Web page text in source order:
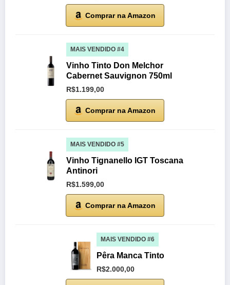
Comprar na Amazon
MAIS VENDIDO #4
Vinho Tinto Don Melchor
Cabernet Sauvignon 750ml
R$1.199,00
Comprar na Amazon
MAIS VENDIDO #5
Vinho Tignanello IGT Toscana
Antinori
R$1.599,00
Comprar na Amazon
MAIS VENDIDO #6
Pêra Manca Tinto
R$2.000,00